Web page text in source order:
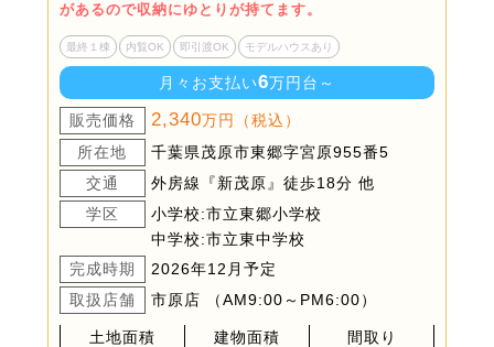
があるので収納にゆとりが持てます。
最終１棟 内覧OK 即引渡OK モデルハウスあり
月々お支払い6万円台～
販売価格 2,340万円（税込）
所在地
千葉県茂原市東郷字宮原955番5
交通
外房線『新茂原』徒歩18分 他
学区
小学校:市立東郷小学校
中学校:市立東中学校
完成時期
2026年12月予定
取扱店舗
市原店 （AM9:00～PM6:00）
土地面積
建物面積
間取り